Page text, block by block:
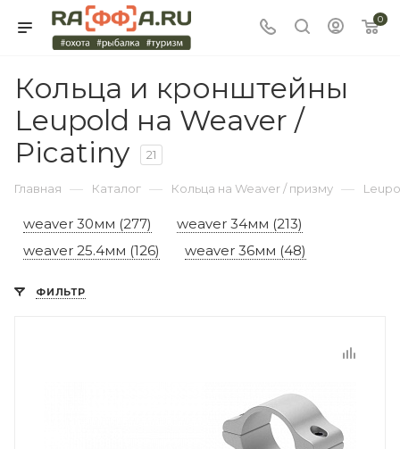
0
Кольца и кронштейны
Leupold на Weaver /
Picatiny
21
Главная — Каталог — Кольца на Weaver / призму —
weaver 30мм (277)
weaver 34мм (213)
weaver 25.4мм (126)
weaver 36мм (48)
ФИЛЬТР